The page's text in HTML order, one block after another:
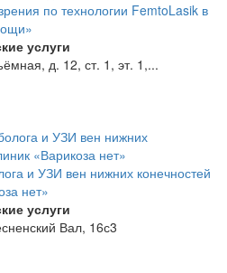
по технологии FemtoLasik в
услуги
д. 12, ст. 1, эт. 1,...
и УЗИ вен нижних конечностей
нет»
услуги
Вал, 16с3